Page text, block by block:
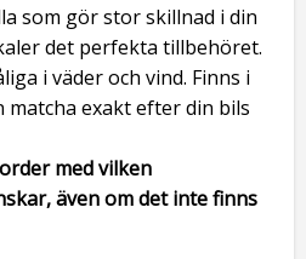
som gör stor skillnad i din
det perfekta tillbehöret.
i väder och vind. Finns i
matcha exakt efter din bils
med vilken
även om det inte finns